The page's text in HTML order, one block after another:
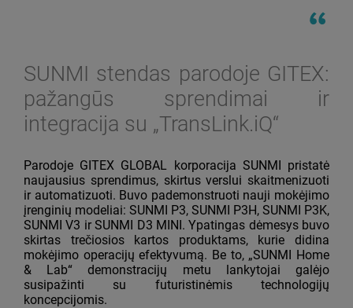
SUNMI stendas parodoje GITEX:
pažangūs sprendimai ir
integracija su „TransLink.iQ“
Parodoje GITEX GLOBAL korporacija SUNMI pristatė
naujausius sprendimus, skirtus verslui skaitmenizuoti
ir automatizuoti. Buvo pademonstruoti nauji mokėjimo
įrenginių modeliai: SUNMI P3, SUNMI P3H, SUNMI P3K,
SUNMI V3 ir SUNMI D3 MINI. Ypatingas dėmesys buvo
skirtas trečiosios kartos produktams, kurie didina
mokėjimo operacijų efektyvumą. Be to, „SUNMI Home
& Lab“ demonstracijų metu lankytojai galėjo
susipažinti su futuristinėmis technologijų
koncepcijomis.